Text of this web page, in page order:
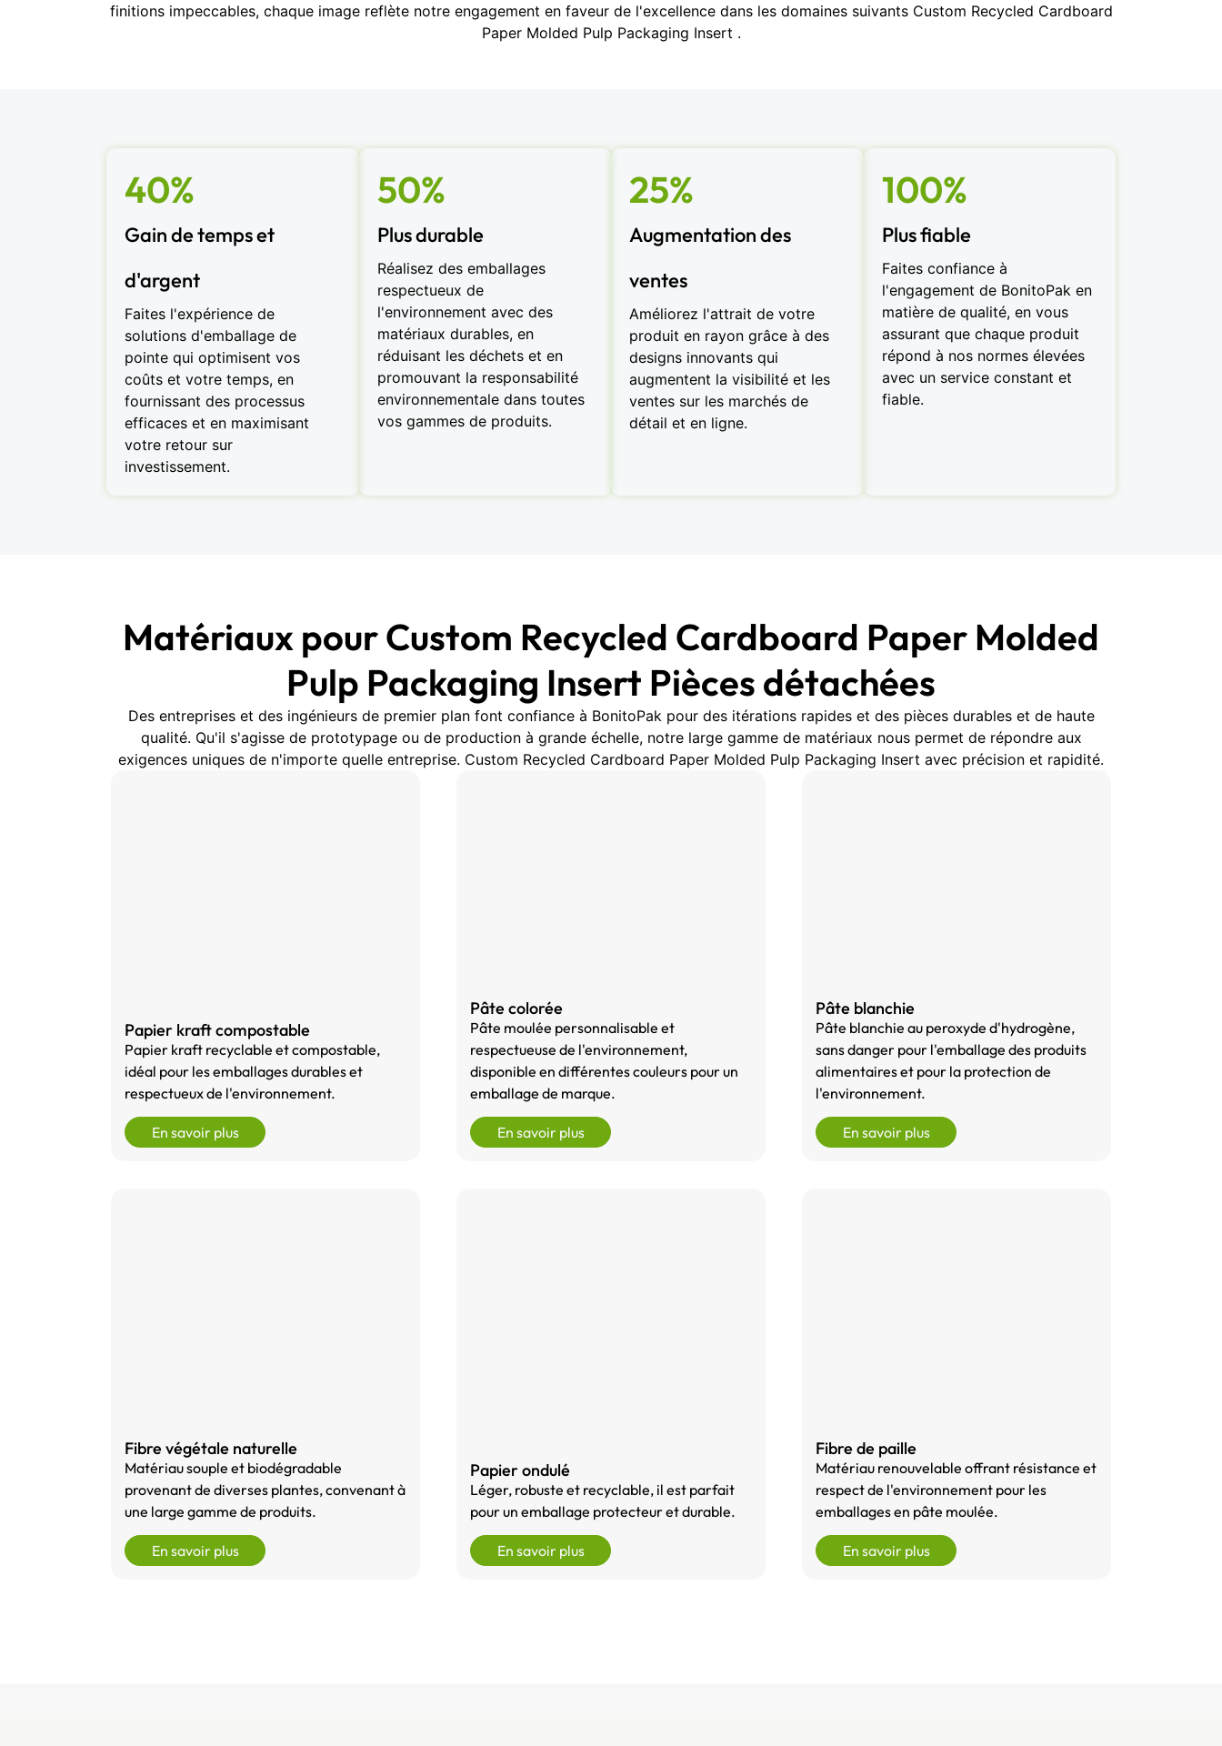
finitions impeccables, chaque image reflète notre engagement en faveur de l'excellence dans les domaines suivants Custom Recycled Cardboard
Paper Molded Pulp Packaging Insert .
40%
Gain de temps et
d'argent
Faites l'expérience de
solutions d'emballage de
pointe qui optimisent vos
coûts et votre temps, en
fournissant des processus
efficaces et en maximisant
votre retour sur
investissement.
50%
Plus durable
Réalisez des emballages
respectueux de
l'environnement avec des
matériaux durables, en
réduisant les déchets et en
promouvant la responsabilité
environnementale dans toutes
vos gammes de produits.
25%
Augmentation des
ventes
Améliorez l'attrait de votre
produit en rayon grâce à des
designs innovants qui
augmentent la visibilité et les
ventes sur les marchés de
détail et en ligne.
100%
Plus fiable
Faites confiance à
l'engagement de BonitoPak en
matière de qualité, en vous
assurant que chaque produit
répond à nos normes élevées
avec un service constant et
fiable.
Matériaux pour Custom Recycled Cardboard Paper Molded
Pulp Packaging Insert Pièces détachées
Des entreprises et des ingénieurs de premier plan font confiance à BonitoPak pour des itérations rapides et des pièces durables et de haute
qualité. Qu'il s'agisse de prototypage ou de production à grande échelle, notre large gamme de matériaux nous permet de répondre aux
exigences uniques de n'importe quelle entreprise. Custom Recycled Cardboard Paper Molded Pulp Packaging Insert avec précision et rapidité.
Papier kraft compostable
Papier kraft recyclable et compostable,
idéal pour les emballages durables et
respectueux de l'environnement.
En savoir plus
Pâte colorée
Pâte moulée personnalisable et
respectueuse de l'environnement,
disponible en différentes couleurs pour un
emballage de marque.
En savoir plus
Pâte blanchie
Pâte blanchie au peroxyde d'hydrogène,
sans danger pour l'emballage des produits
alimentaires et pour la protection de
l'environnement.
En savoir plus
Fibre végétale naturelle
Matériau souple et biodégradable
provenant de diverses plantes, convenant à
une large gamme de produits.
En savoir plus
Papier ondulé
Léger, robuste et recyclable, il est parfait
pour un emballage protecteur et durable.
En savoir plus
Fibre de paille
Matériau renouvelable offrant résistance et
respect de l'environnement pour les
emballages en pâte moulée.
En savoir plus